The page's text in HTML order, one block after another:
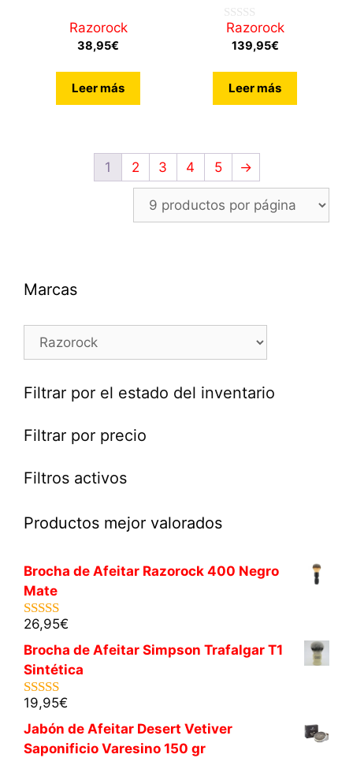
Razorock
38,95€
Leer más
0
Razorock
139,95€
Leer más
1 2 3 4 5 →
Marcas
Filtrar por el estado del inventario
Filtrar por precio
Filtros activos
Productos mejor valorados
Brocha de Afeitar Razorock 400 Negro
Mate
5.00de 5
26,95€
Brocha de Afeitar Simpson Trafalgar T1
Sintética
5.00de 5
19,95€
Jabón de Afeitar Desert Vetiver
Saponificio Varesino 150 gr